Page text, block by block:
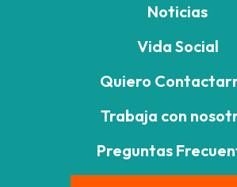
Noticias
Vida Social
Quiero
Trabaja con
Preguntas